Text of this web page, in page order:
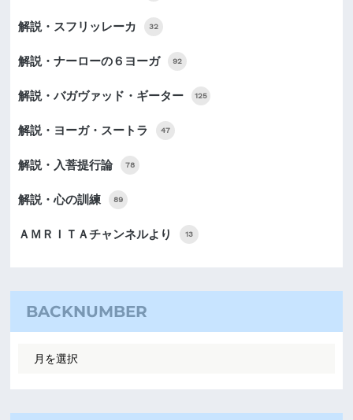
解説・スフリッレーカ 32
解説・ナーローの６ヨーガ 92
解説・バガヴァッド・ギーター 125
解説・ヨーガ・スートラ 47
解説・入菩提行論 78
解説・心の訓練 89
ＡＭＲＩＴＡチャンネルより 13
BACKNUMBER